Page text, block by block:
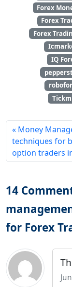
Forex
Forex
Forex
IQ
Money
techniques for
option traders
14
for Forex